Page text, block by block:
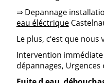
⇒ Depannage
eau éléctrique
Le plus, c’est que
Intervention
dépannages, Urgences